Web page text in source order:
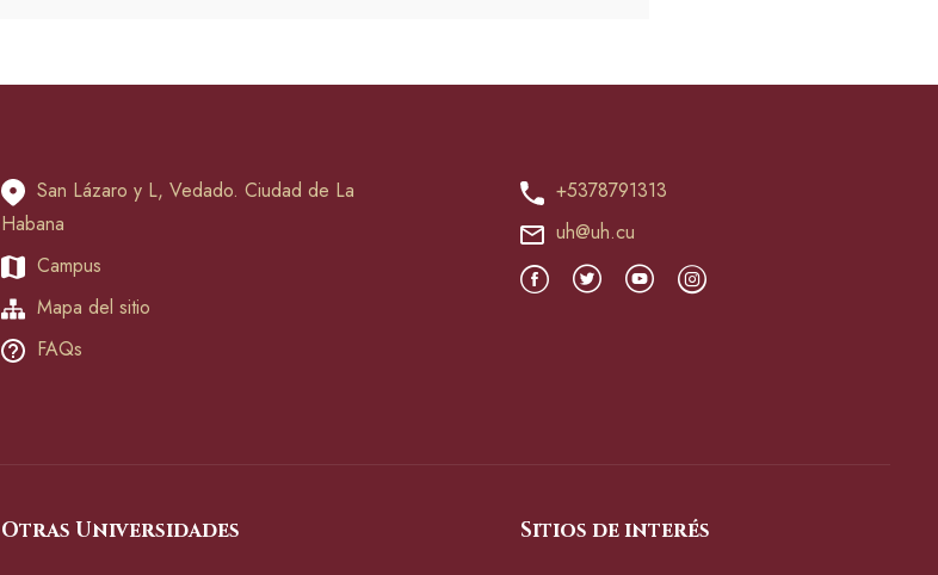
San Lázaro y L, Vedado. Ciudad de La
Habana
Campus
Mapa del sitio
FAQs
+5378791313
uh@uh.cu
Otras Universidades Sitios de interés